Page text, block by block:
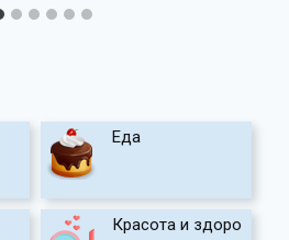
Еда
Красота и здоро